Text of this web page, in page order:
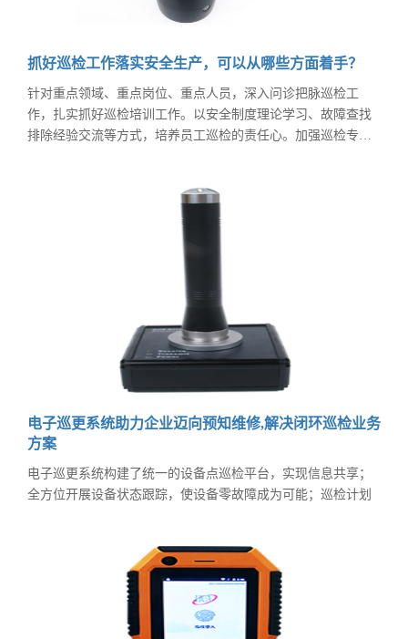
抓好巡检工作落实安全生产，可以从哪些方面着手？
针对重点领域、重点岗位、重点人员，深入问诊把脉巡检工
作，扎实抓好巡检培训工作。以安全制度理论学习、故障查找
排除经验交流等方式，培养员工巡检的责任心。加强巡检专业
速投入工作，成为能发现问题、善于解决问题的“尖兵”和“行家
里手”，激发巡检人员的主观能动性。
电子巡更系统助力企业迈向预知维修,解决闭环巡检业务
方案
电子巡更系统构建了统一的设备点巡检平台，实现信息共享；
全方位开展设备状态跟踪，使设备零故障成为可能；巡检计划
诊断、自动报警，点检效率提高5倍以上。